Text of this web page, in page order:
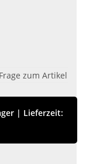
Frage zum Artikel
| Lieferzeit: